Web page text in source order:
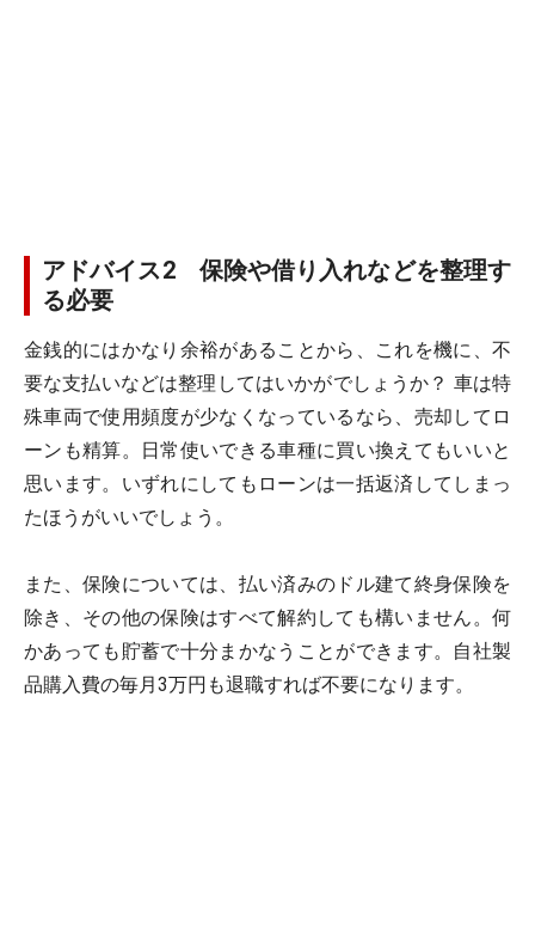
アドバイス2 保険や借り入れなどを整理す
る必要
金銭的にはかなり余裕があることから、これを機に、不
要な支払いなどは整理してはいかがでしょうか？ 車は特
殊車両で使用頻度が少なくなっているなら、売却してロ
ーンも精算。日常使いできる車種に買い換えてもいいと
思います。いずれにしてもローンは一括返済してしまっ
たほうがいいでしょう。
また、保険については、払い済みのドル建て終身保険を
除き、その他の保険はすべて解約しても構いません。何
かあっても貯蓄で十分まかなうことができます。自社製
品購入費の毎月3万円も退職すれば不要になります。